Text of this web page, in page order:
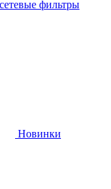
фильтры
Новинки